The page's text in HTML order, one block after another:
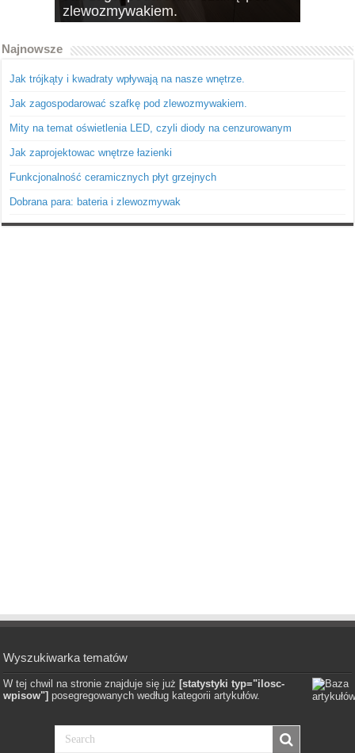
zlewozmywakiem.
dobrze wykorzystana przestrzeń
Najnowsze
Jak trójkąty i kwadraty wpływają na nasze wnętrze.
Jak zagospodarować szafkę pod zlewozmywakiem.
Mity na temat oświetlenia LED, czyli diody na cenzurowanym
Jak zaprojektowac wnętrze łazienki
Funkcjonalność ceramicznych płyt grzejnych
Dobrana para: bateria i zlewozmywak
Wyszukiwarka tematów
W tej chwil na stronie znajduje się już [statystyki typ="ilosc-
wpisow"] posegregowanych według kategorii artykułów.